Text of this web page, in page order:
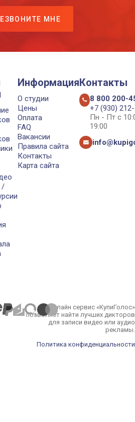
МНЕ
/
Информация
О студии
Цены
Оплата
FAQ
Вакансии
Правила сайта
Контакты
Карта сайта
Контакты
8 800 200-
+7 (930)
Пн - Пт с
19:00
Онлайн сервис «КупиГолос»
позволяет найти лучших дикторов
для записи видео или аудио
рекламы.
Политика конфиденциальности